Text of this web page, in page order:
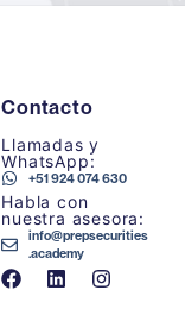
Contacto
Llamadas y
WhatsApp:
+51 924 074 630
Habla con
nuestra asesora:
info@prepsecurities
.academy